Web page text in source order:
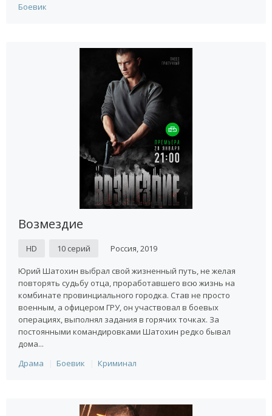
Боевик
Возмездие
HD 10 серий Россия, 2019
Юрий Шатохин выбрал свой жизненный путь, не желая
повторять судьбу отца, проработавшего всю жизнь на
комбинате провинциального городка. Став не просто
военным, а офицером ГРУ, он участвовал в боевых
операциях, выполнял задания в горячих точках. За
постоянными командировками Шатохин редко бывал
дома...
Драма
Боевик Криминал